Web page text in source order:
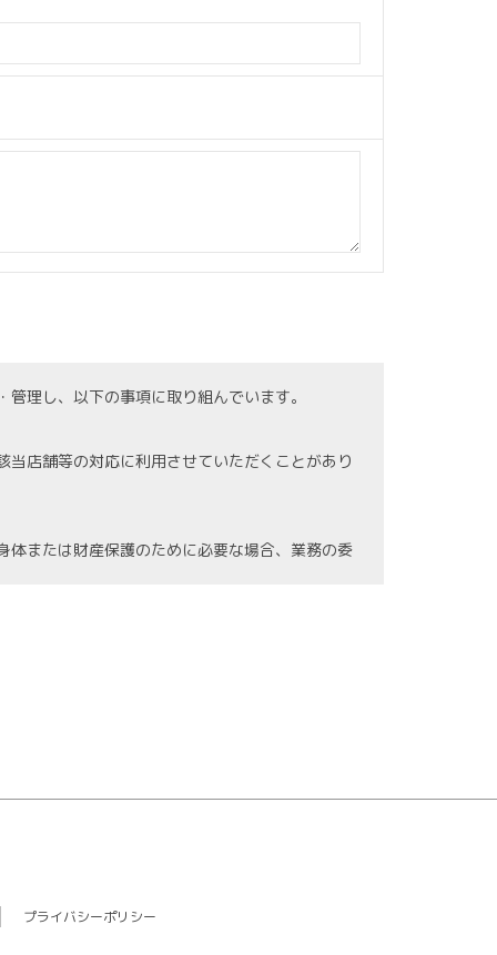
理し、以下の事項に取り組んでいます。
店舗等の対応に利用させていただくことがあり
または財産保護のために必要な場合、業務の委
失、破壊、漏洩等などの危険防止に努めます。
プライバシーポリシー